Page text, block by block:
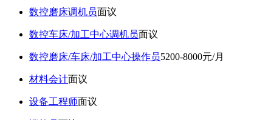
数控磨床调机员面议
数控车床/加工中心调机员面议
数控磨床/车床/加工中心操作员5200-8000元/月
材料会计面议
设备工程师面议